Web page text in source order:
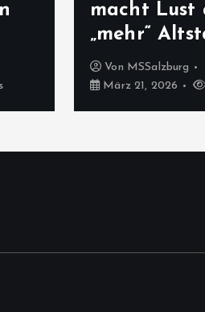
macht Lust
„mehr“
Von MSSalzburg
März 21, 2026